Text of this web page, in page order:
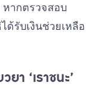
หากตรวจสอบ
รับเงินช่วยเหลือ
า ‘เราชนะ’